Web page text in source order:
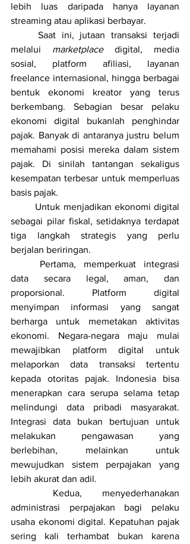
lebih luas daripada hanya layanan
streaming atau aplikasi berbayar.
melalui marketplace digital, media
sosial, platform afiliasi, layanan
freelance internasional, hingga berbagai
bentuk ekonomi kreator yang terus
berkembang. Sebagian besar pelaku
ekonomi digital bukanlah penghindar
pajak. Banyak di antaranya justru belum
memahami posisi mereka dalam sistem
pajak. Di sinilah tantangan sekaligus
kesempatan terbesar untuk memperluas
basis pajak.
sebagai pilar fiskal, setidaknya terdapat
tiga langkah strategis yang perlu
berjalan beriringan.
data secara legal, aman, dan
proporsional. Platform digital
menyimpan informasi yang sangat
berharga untuk memetakan aktivitas
ekonomi. Negara-negara maju mulai
mewajibkan platform digital untuk
melaporkan data transaksi tertentu
kepada otoritas pajak. Indonesia bisa
menerapkan cara serupa selama tetap
melindungi data pribadi masyarakat.
Integrasi data bukan bertujuan untuk
melakukan pengawasan yang
berlebihan, melainkan untuk
mewujudkan sistem perpajakan yang
lebih akurat dan adil.
administrasi perpajakan bagi pelaku
usaha ekonomi digital. Kepatuhan pajak
sering kali terhambat bukan karena